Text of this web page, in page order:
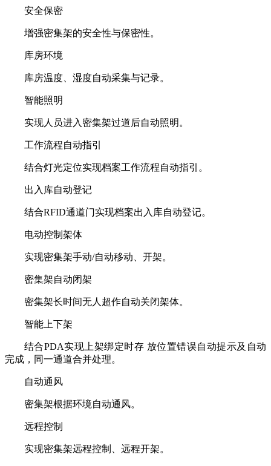
安全保密
增强密集架的安全性与保密性。
库房环境
库房温度、湿度自动采集与记录。
智能照明
实现人员进入密集架过道后自动照明。
工作流程自动指引
结合灯光定位实现档案工作流程自动指引。
出入库自动登记
结合RFID通道门实现档案出入库自动登记。
电动控制架体
实现密集架手动/自动移动、开架。
密集架自动闭架
密集架长时间无人超作自动关闭架体。
智能上下架
结合PDA实现上架绑定时存 放位置错误自动提示及自动
完成，同一通道合并处理。
自动通风
密集架根据环境自动通风。
远程控制
实现密集架远程控制、远程开架。